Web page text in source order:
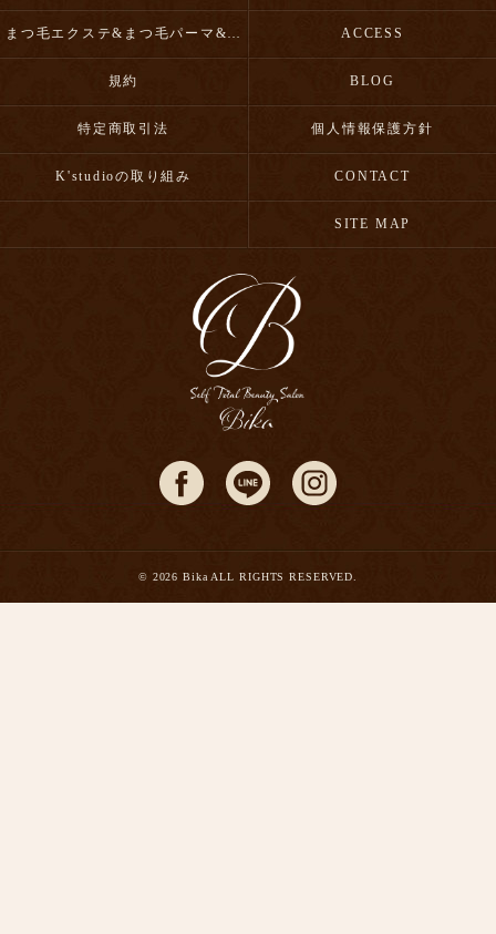
まつ毛エクステ&まつ毛パーマ&眉毛スタイリング ACCESS
規約 BLOG
特定商取引法 個人情報保護方針
K'studioの取り組み CONTACT
SITE MAP
© 2026 Bika ALL RIGHTS RESERVED.